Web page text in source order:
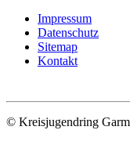
Impressum
Datenschutz
Sitemap
Kontakt
© Kreisjugendring